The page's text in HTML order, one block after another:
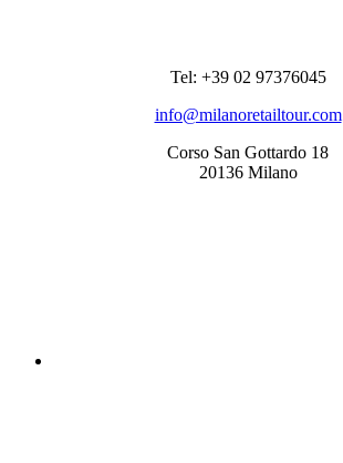
Tel: +39 02 97376045
info@milanoretailtour.com
Corso San Gottardo 18
20136 Milano